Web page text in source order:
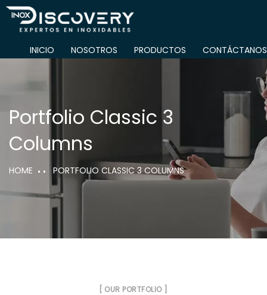
INICIO NOSOTROS PRODUCTOS CONTÁCTANOS
Portfolio Classic 3
Columns
HOME PORTFOLIO CLASSIC 3 COLUMNS
[ OUR PORTFOLIO ]